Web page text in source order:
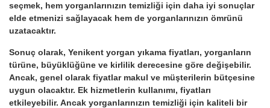
seçmek, hem yorganlarınızın temizliği için daha iyi sonuçlar
elde etmenizi sağlayacak hem de yorganlarınızın ömrünü
uzatacaktır.
Sonuç olarak, Yenikent yorgan yıkama fiyatları, yorganların
türüne, büyüklüğüne ve kirlilik derecesine göre değişebilir.
Ancak, genel olarak fiyatlar makul ve müşterilerin bütçesine
uygun olacaktır. Ek hizmetlerin kullanımı, fiyatları
etkileyebilir. Ancak yorganlarınızın temizliği için kaliteli bir